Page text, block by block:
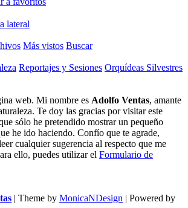
lateral
Más vistos Buscar
Reportajes y Sesiones Orquídeas Silvestres
web. Mi nombre es Adolfo Ventas, amante
Te doy las gracias por visitar este
sólo he pretendido mostrar un pequeño
he ido haciendo. Confío que te agrade,
cualquier sugerencia al respecto que me
ello, puedes utilizar el Formulario de
| Theme by MonicaNDesign | Powered by